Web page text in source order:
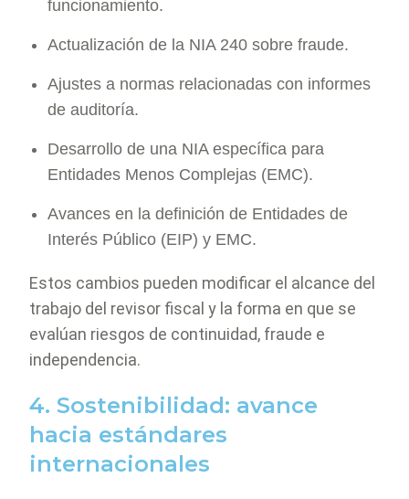
funcionamiento.
Actualización de la NIA 240 sobre fraude.
Ajustes a normas relacionadas con informes
de auditoría.
Desarrollo de una NIA específica para
Entidades Menos Complejas (EMC).
Avances en la definición de Entidades de
Interés Público (EIP) y EMC.
Estos cambios pueden modificar el alcance del
trabajo del revisor fiscal y la forma en que se
evalúan riesgos de continuidad, fraude e
independencia.
4. Sostenibilidad: avance
hacia estándares
internacionales